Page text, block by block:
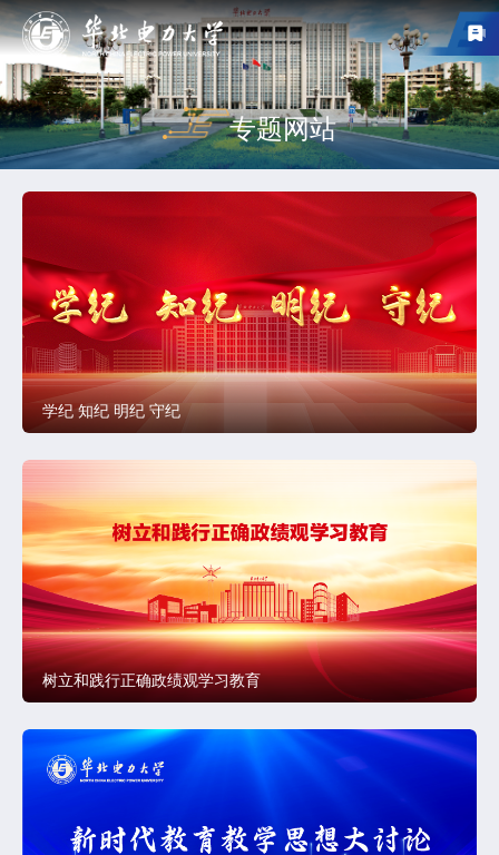
专题网站
学纪 知纪 明纪 守纪
树立和践行正确政绩观学习教育